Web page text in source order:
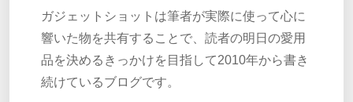
ガジェットショットは筆者が実際に使って心に
響いた物を共有することで、読者の明日の愛用
品を決めるきっかけを目指して2010年から書き
続けているブログです。